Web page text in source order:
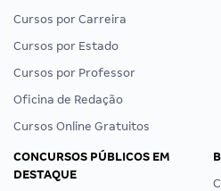
Cursos por Carreira
Cursos por Estado
Cursos por Professor
Oficina de Redação
Cursos Online Gratuitos
CONCURSOS PÚBLICOS EM
DESTAQUE